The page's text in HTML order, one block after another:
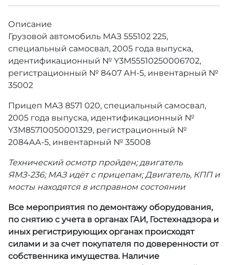
Описание
Грузовой автомобиль МАЗ 555102 225,
специальный самосвал, 2005 года выпуска,
идентификационный № Y3M55510250006702,
регистрационный № 8407 АН-5, инвентарный №
35002
Прицеп МАЗ 8571 020, специальный самосвал,
2005 года выпуска, идентификационный №
Y3M85710050001329, регистрационный №
2084АА-5, инвентарный № 35008
Технический осмотр пройден; двигатель
ЯМЗ-236; МАЗ идёт с прицепам; Двигатель, КПП и
мосты находятся в исправном состоянии
Все мероприятия по демонтажу оборудования,
по снятию с учета в органах ГАИ, Гостехнадзора и
иных регистрирующих органах происходят
силами и за счет покупателя по доверенности от
собственника имущества. Наличие